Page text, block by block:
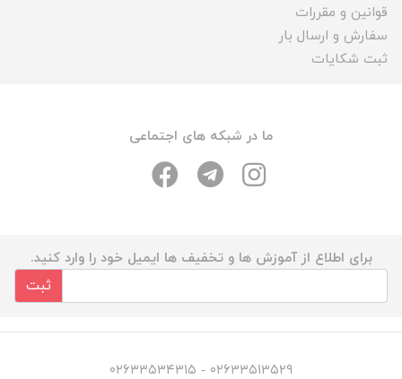
قوانین و مقررات
سفارش و ارسال بار
ثبت شکایات
ما در شبکه های اجتماعی
برای اطلاع از آموزش ها و تخفیف ها ایمیل خود را وارد کنید.
ثبت
۰۲۶۳۳۵۱۳۵۲۹ - ۰۲۶۳۳۵۳۴۳۱۵